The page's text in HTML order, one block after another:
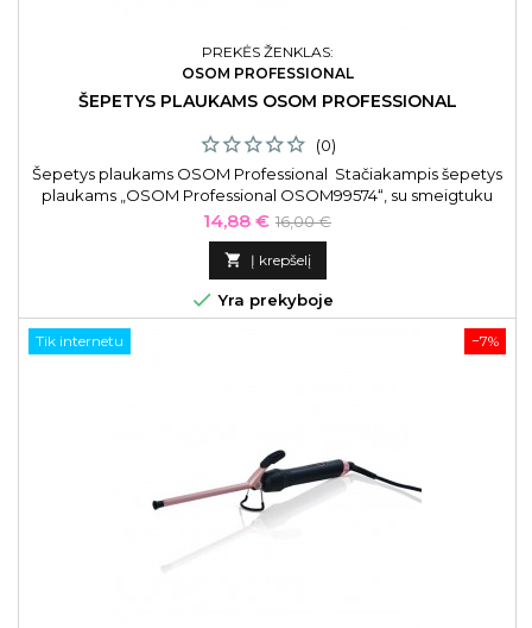
PREKĖS ŽENKLAS:
OSOM PROFESSIONAL
ŠEPETYS PLAUKAMS OSOM PROFESSIONAL
(0)
Šepetys plaukams OSOM Professional Stačiakampis šepetys
plaukams „OSOM Professional OSOM99574“, su smeigtuku
plaukų atskyrimui. Visų tipų plaukams.
Kaina
14,88 € Bazinė
kaina
16,00 €
 Į krepšelį
 Yra prekyboje
−7%
Tik internetu